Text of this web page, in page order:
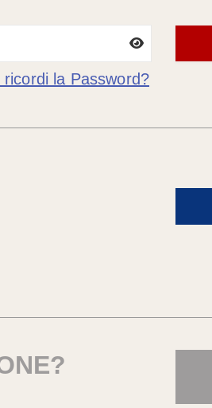
ricordi la Password?